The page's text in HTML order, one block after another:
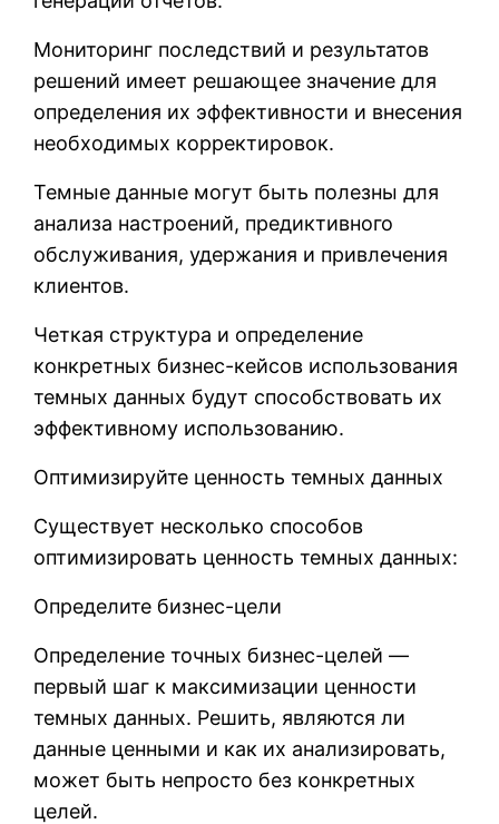
Мониторинг последствий и результатов
решений имеет решающее значение для
определения их эффективности и внесения
необходимых корректировок.
Темные данные могут быть полезны для
анализа настроений, предиктивного
обслуживания, удержания и привлечения
клиентов.
Четкая структура и определение
конкретных бизнес-кейсов использования
темных данных будут способствовать их
эффективному использованию.
Оптимизируйте ценность темных данных
Существует несколько способов
оптимизировать ценность темных данных:
Определите бизнес-цели
Определение точных бизнес-целей —
первый шаг к максимизации ценности
темных данных. Решить, являются ли
данные ценными и как их анализировать,
может быть непросто без конкретных
целей.